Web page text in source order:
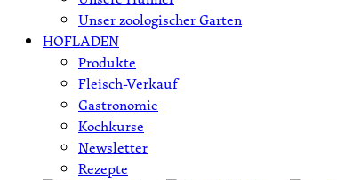
Unser zoologischer Garten
HOFLADEN
Produkte
Fleisch-Verkauf
Gastronomie
Kochkurse
Newsletter
Rezepte